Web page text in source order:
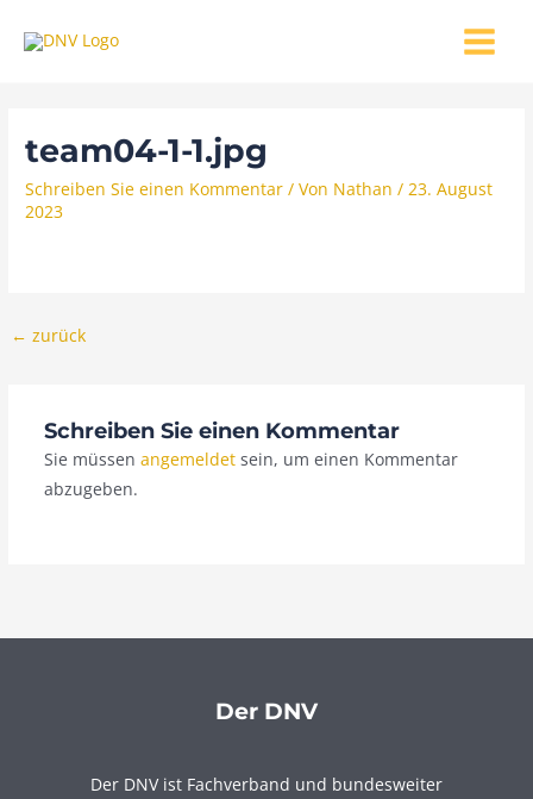
Inhalt
MENU
team04-1-1.jpg
Schreiben Sie einen Kommentar / Von Nathan/ 23. August
2023
← zurück
Schreiben Sie einen Kommentar
Sie müssen angemeldetsein, um einen Kommentar
abzugeben.
Der DNV
Der DNV ist Fachverband und bundesweiter